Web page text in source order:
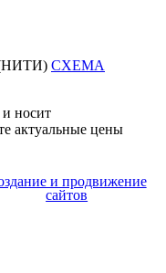
(НИТИ) СХЕМА
носит
актуальные цены
и продвижение
сайтов